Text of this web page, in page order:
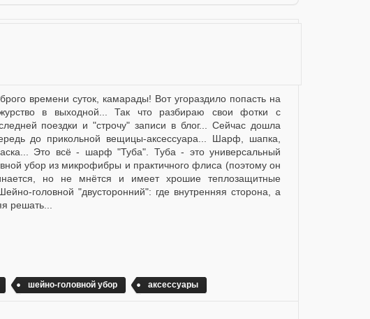
в выходной... Так что разбираю свои фотки с
поездки и "строчу" записи в блог... Сейчас дошла
до прикольной вещицы-аксессуара... Шарф, шапка,
Это всё - шарф "Туба". Туба - это универсальный
убор из микрофибры и практичного флиса (поэтому он
но не мнётся и имеет хрошие теплозащитные
головной "двусторонний": где внутренняя сторона, а
решать...
шейно-головной убор аксессуары